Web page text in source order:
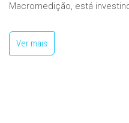
Macromedição, está
Ver mais